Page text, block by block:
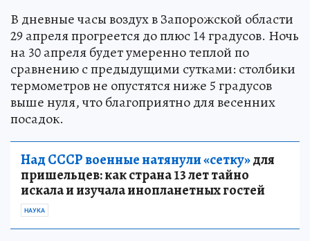
В дневные часы воздух в Запорожской области
29 апреля прогреется до плюс 14 градусов. Ночь
на 30 апреля будет умеренно теплой по
сравнению с предыдущими сутками: столбики
термометров не опустятся ниже 5 градусов
выше нуля, что благоприятно для весенних
посадок.
Над СССР военные натянули «сетку»для
пришельцев: как страна 13 лет тайно
искала и изучала инопланетных гостей
НАУКА